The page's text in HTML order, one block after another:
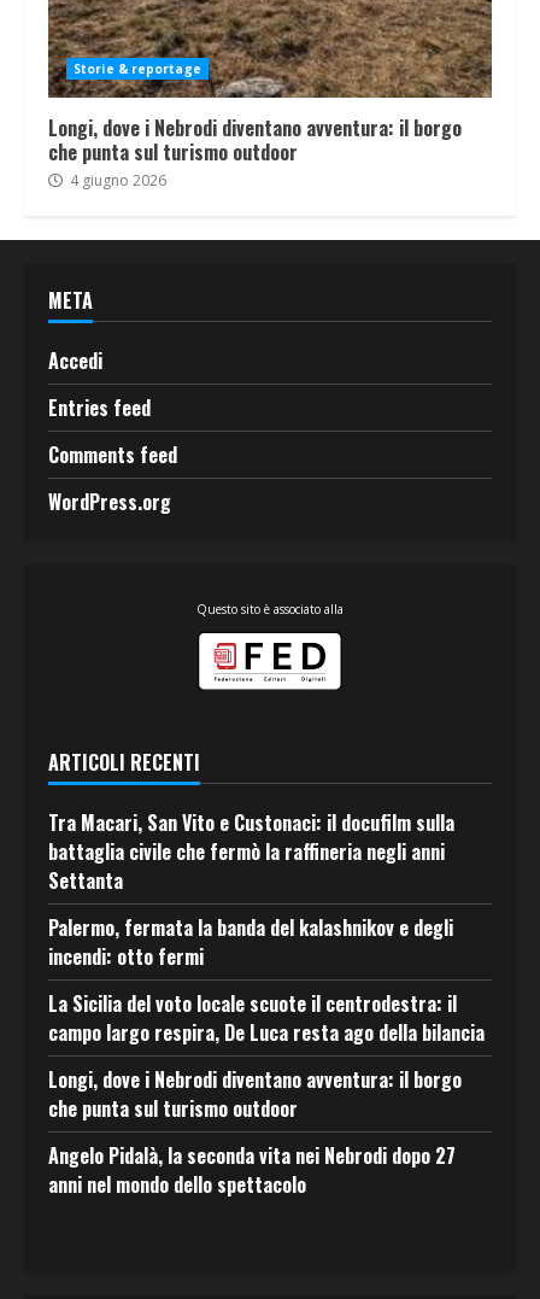
Storie & reportage
Longi, dove i Nebrodi diventano avventura: il borgo
che punta sul turismo outdoor
4 giugno 2026
META
Accedi
Entries feed
Comments feed
WordPress.org
Questo sito è associato alla
ARTICOLI RECENTI
Tra Macari, San Vito e Custonaci: il docufilm sulla
battaglia civile che fermò la raffineria negli anni
Settanta
Palermo, fermata la banda del kalashnikov e degli
incendi: otto fermi
La Sicilia del voto locale scuote il centrodestra: il
campo largo respira, De Luca resta ago della bilancia
Longi, dove i Nebrodi diventano avventura: il borgo
che punta sul turismo outdoor
Angelo Pidalà, la seconda vita nei Nebrodi dopo 27
anni nel mondo dello spettacolo